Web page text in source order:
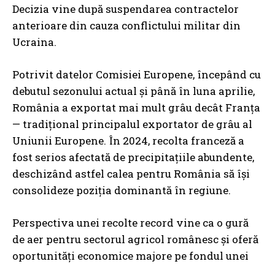
Decizia vine după suspendarea contractelor
anterioare din cauza conflictului militar din
Ucraina.
Potrivit datelor Comisiei Europene, începând cu
debutul sezonului actual și până în luna aprilie,
România a exportat mai mult grâu decât Franța
— tradițional principalul exportator de grâu al
Uniunii Europene. În 2024, recolta franceză a
fost serios afectată de precipitațiile abundente,
deschizând astfel calea pentru România să își
consolideze poziția dominantă în regiune.
Perspectiva unei recolte record vine ca o gură
de aer pentru sectorul agricol românesc și oferă
oportunități economice majore pe fondul unei